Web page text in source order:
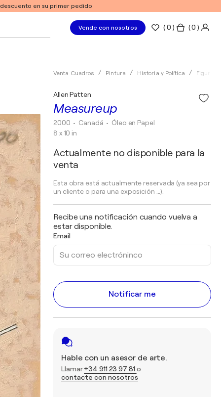
en su primer pedido
Vende con nosotros (0 ) ( 0 )
Venta Cuadros Pintura Historia y Política
Measureup
Allen Patten
2000 • Canadá • Óleo en Papel
8 x 10 in
Actualmente no disponible para la
venta
Esta obra está actualmente reservada (ya sea por
un cliente o para una exposición ...).
Recibe una notificación cuando vuelva a
estar disponible.
Email
Notificar me
Hable con un asesor de arte.
Llamar+34 911 23 97 81 o
contacte con nosotros